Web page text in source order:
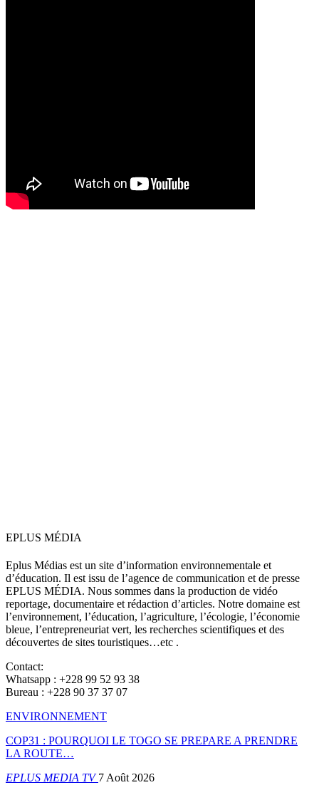
EPLUS MÉDIA
Eplus Médias est un site d’information environnementale et
d’éducation. Il est issu de l’agence de communication et de presse
EPLUS MÉDIA. Nous sommes dans la production de vidéo
reportage, documentaire et rédaction d’articles. Notre domaine est
l’environnement, l’éducation, l’agriculture, l’écologie, l’économie
bleue, l’entrepreneuriat vert, les recherches scientifiques et des
découvertes de sites touristiques…etc .
Contact:
Whatsapp : +228 99 52 93 38
Bureau : +228 90 37 37 07
ENVIRONNEMENT
COP31 : POURQUOI LE TOGO SE PREPARE A PRENDRE
LA ROUTE…
EPLUS MEDIA TV7 Août 2026